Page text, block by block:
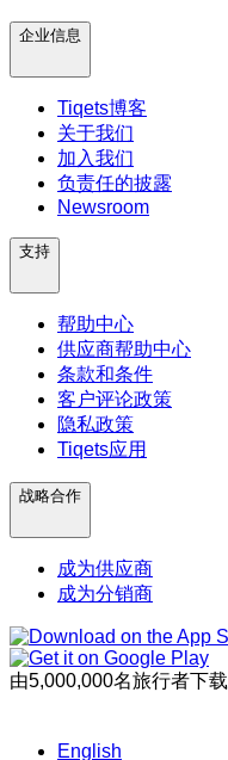
企业信息
Tiqets博客
关于我们
加入我们
负责任的披露
Newsroom
支持
帮助中心
供应商帮助中心
条款和条件
客户评论政策
隐私政策
Tiqets应用
战略合作
成为供应商
成为分销商
由5,000,000名旅行者下载
English